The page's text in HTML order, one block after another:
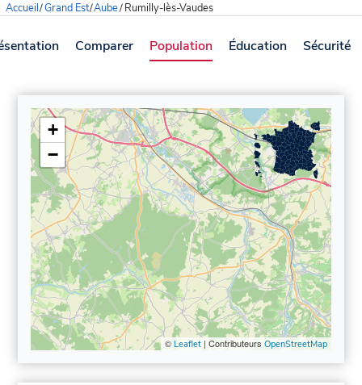
Accueil/Grand Est/Aube/Rumilly-lès-Vaudes
Comparer Population Éducation Sécurité
+
−
© Leaflet| Contributeurs OpenStreetMap